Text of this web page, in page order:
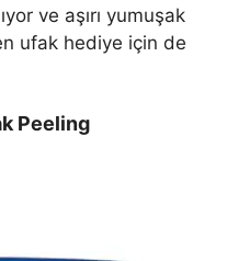
ve aşırı yumuşak
ufak hediye için de
Peeling